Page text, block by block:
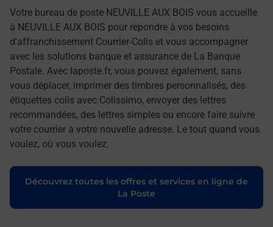
Votre bureau de poste NEUVILLE AUX BOIS vous accueille
à NEUVILLE AUX BOIS pour répondre à vos besoins
d'affranchissement Courrier-Colis et vous accompagner
avec les solutions banque et assurance de La Banque
Postale. Avec laposte.fr, vous pouvez également, sans
vous déplacer, imprimer des timbres personnalisés, des
étiquettes colis avec Colissimo, envoyer des lettres
recommandées, des lettres simples ou encore faire suivre
votre courrier à votre nouvelle adresse. Le tout quand vous
voulez, où vous voulez.
Découvrez toutes les offres et services en ligne de
La Poste